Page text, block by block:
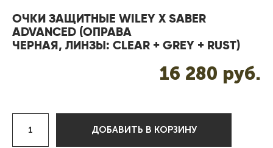
ОЧКИ ЗАЩИТНЫЕ WILEY X SABER
ADVANCED (ОПРАВА
ЧЕРНАЯ, ЛИНЗЫ: CLEAR + GREY + RUST)
16 280 pуб.
ДОБАВИТЬ В КОРЗИНУ